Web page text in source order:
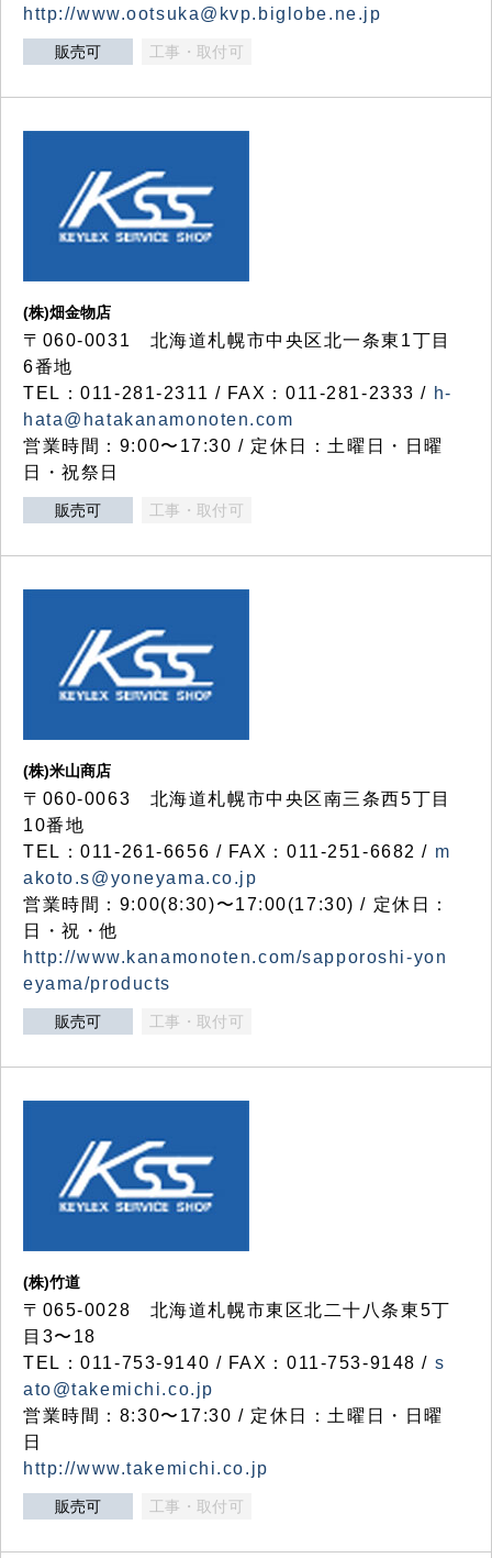
http://www.ootsuka@kvp.biglobe.ne.jp
販売可 工事・取付可
(株)畑金物店
〒060-0031 北海道札幌市中央区北一条東1丁目
6番地
TEL：011-281-2311 / FAX：011-281-2333 / h-
hata@hatakanamonoten.com
営業時間：9:00〜17:30 / 定休日：土曜日・日曜
日・祝祭日
販売可 工事・取付可
(株)米山商店
〒060-0063 北海道札幌市中央区南三条西5丁目
10番地
TEL：011-261-6656 / FAX：011-251-6682 / m
akoto.s@yoneyama.co.jp
営業時間：9:00(8:30)〜17:00(17:30) / 定休日：
日・祝・他
http://www.kanamonoten.com/sapporoshi-yon
eyama/products
販売可 工事・取付可
(株)竹道
〒065-0028 北海道札幌市東区北二十八条東5丁
目3〜18
TEL：011-753-9140 / FAX：011-753-9148 / s
ato@takemichi.co.jp
営業時間：8:30〜17:30 / 定休日：土曜日・日曜
日
http://www.takemichi.co.jp
販売可 工事・取付可